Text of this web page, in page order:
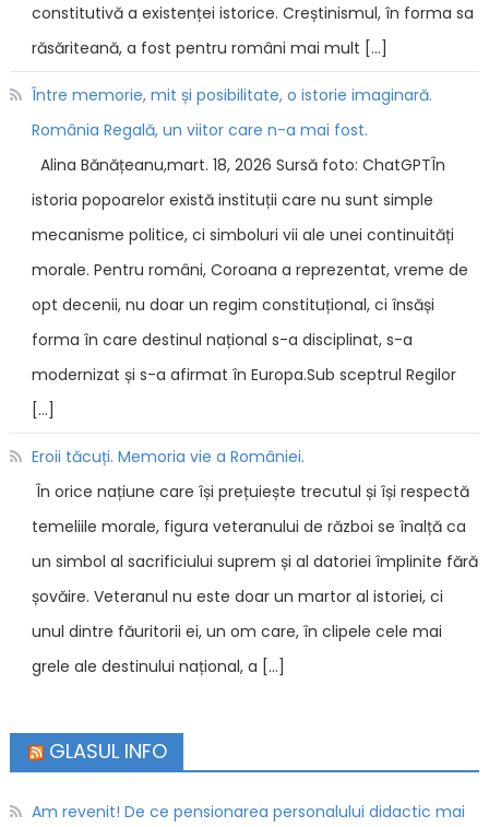
constitutivă a existenței istorice. Creștinismul, în forma sa
răsăriteană, a fost pentru români mai mult […]
Între memorie, mit și posibilitate, o istorie imaginară.
România Regală, un viitor care n-a mai fost.
Alina Bănățeanu,mart. 18, 2026 Sursă foto: ChatGPTÎn
istoria popoarelor există instituții care nu sunt simple
mecanisme politice, ci simboluri vii ale unei continuități
morale. Pentru români, Coroana a reprezentat, vreme de
opt decenii, nu doar un regim constituțional, ci însăși
forma în care destinul național s-a disciplinat, s-a
modernizat și s-a afirmat în Europa.Sub sceptrul Regilor
[…]
Eroii tăcuți. Memoria vie a României.
În orice națiune care își prețuiește trecutul și își respectă
temeliile morale, figura veteranului de război se înalță ca
un simbol al sacrificiului suprem și al datoriei împlinite fără
șovăire. Veteranul nu este doar un martor al istoriei, ci
unul dintre făuritorii ei, un om care, în clipele cele mai
grele ale destinului național, a […]
GLASUL INFO
Am revenit! De ce pensionarea personalului didactic mai